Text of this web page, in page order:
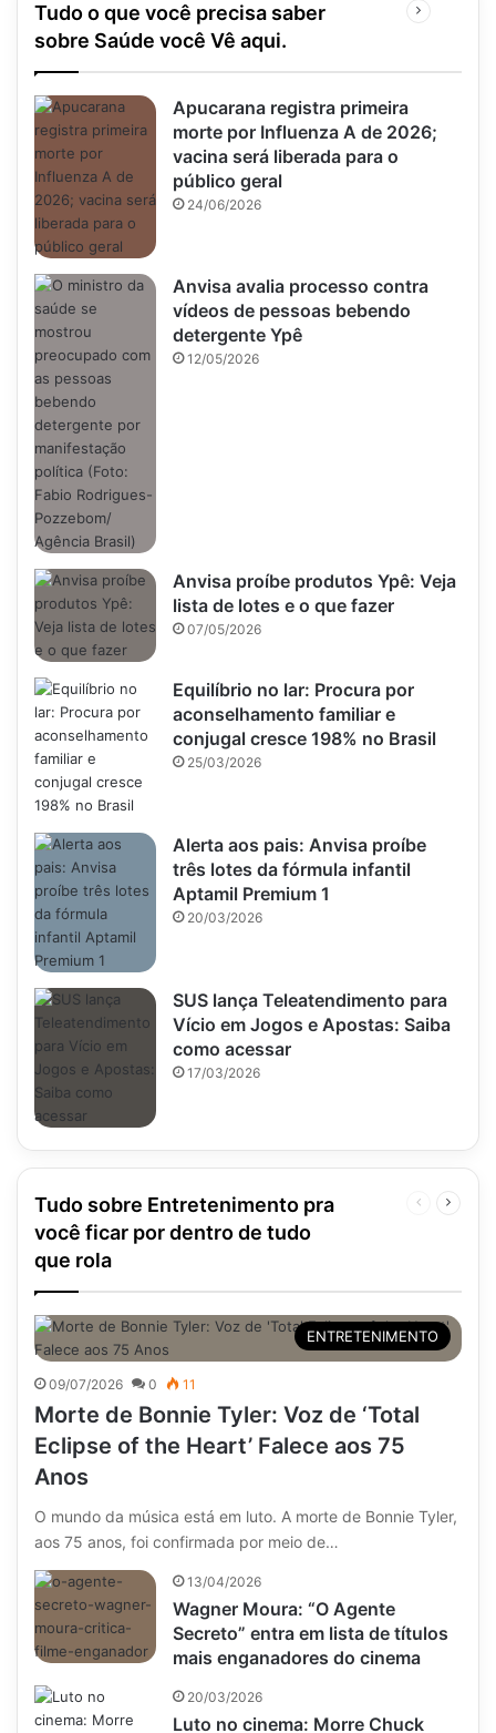
Tudo o que você precisa saber
sobre Saúde você Vê aqui.
Próxima
Apucarana registra primeira
morte por Influenza A de 2026;
vacina será liberada para o
público geral
24/06/2026
Anvisa avalia processo contra
vídeos de pessoas bebendo
detergente Ypê
12/05/2026
Anvisa proíbe produtos Ypê: Veja
lista de lotes e o que fazer
07/05/2026
Equilíbrio no lar: Procura por
aconselhamento familiar e
conjugal cresce 198% no Brasil
25/03/2026
Alerta aos pais: Anvisa proíbe
três lotes da fórmula infantil
Aptamil Premium 1
20/03/2026
SUS lança Teleatendimento para
Vício em Jogos e Apostas: Saiba
como acessar
17/03/2026
Tudo sobre Entretenimento pra
você ficar por dentro de tudo
que rola
Página
ENTRETENIMENTO
09/07/2026 0 11
Morte de Bonnie Tyler: Voz de ‘Total
Eclipse of the Heart’ Falece aos 75
Anos
O mundo da música está em luto. A morte de Bonnie Tyler,
aos 75 anos, foi confirmada por meio de…
13/04/2026
Wagner Moura: “O Agente
Secreto” entra em lista de títulos
mais enganadores do cinema
20/03/2026
Luto no cinema: Morre Chuck